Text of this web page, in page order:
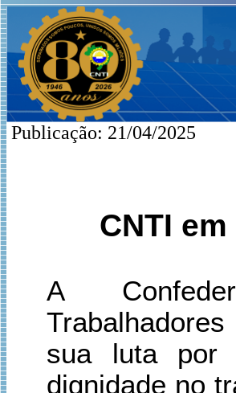
Publicação: 21/04/2025
CNTI
A
sua luta por
dignidade no